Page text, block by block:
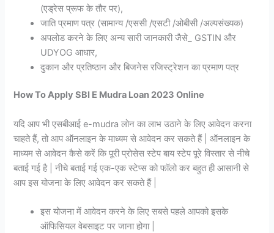
(एड्रेस प्रूफ के तौर पर),
जाति प्रमाण पत्र (सामान्य /एससी /एसटी /ओबीसी /अल्पसंख्यक)
अपलोड करने के लिए अन्य सारी जानकारी जैसे_ GSTIN और
UDYOG आधार,
दुकान और प्रतिष्ठान और बिजनेस रजिस्ट्रेशन का प्रमाण पत्र
How To Apply SBI E Mudra Loan 2023 Online
यदि आप भी एसबीआई e-mudra लोन का लाभ उठाने के लिए आवेदन करना
चाहते हैं, तो आप ऑनलाइन के माध्यम से आवेदन कर सकते हैं | ऑनलाइन के
माध्यम से आवेदन कैसे करें कि पूरी प्रोसेस स्टेप बाय स्टेप पूरे विस्तार से नीचे
बताई गई है | नीचे बताई गई एक-एक स्टेप्स को फॉलो कर बहुत ही आसानी से
आप इस योजना के लिए आवेदन कर सकते हैं |
इस योजना में आवेदन करने के लिए सबसे पहले आपको इसके
ऑफिसियल वेबसाइट पर जाना होगा |